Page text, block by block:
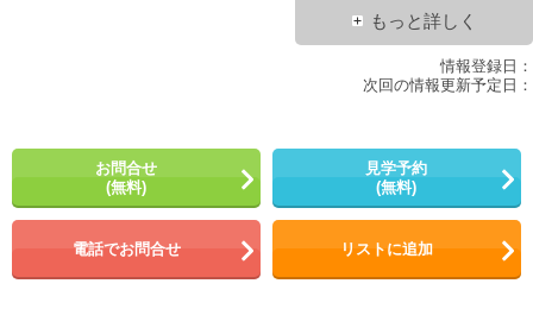
もっと詳しく
情報登録日：
次回の情報更新予定日：
お問合せ
(無料)
見学予約
(無料)
電話でお問合せ リストに追加